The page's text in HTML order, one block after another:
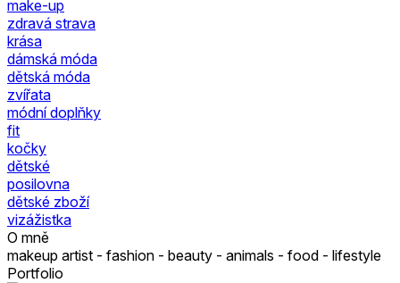
make-up
zdravá strava
krása
dámská móda
dětská móda
zvířata
módní doplňky
fit
kočky
dětské
posilovna
dětské zboží
vizážistka
O mně
makeup artist - fashion - beauty - animals - food - lifestyle
Portfolio